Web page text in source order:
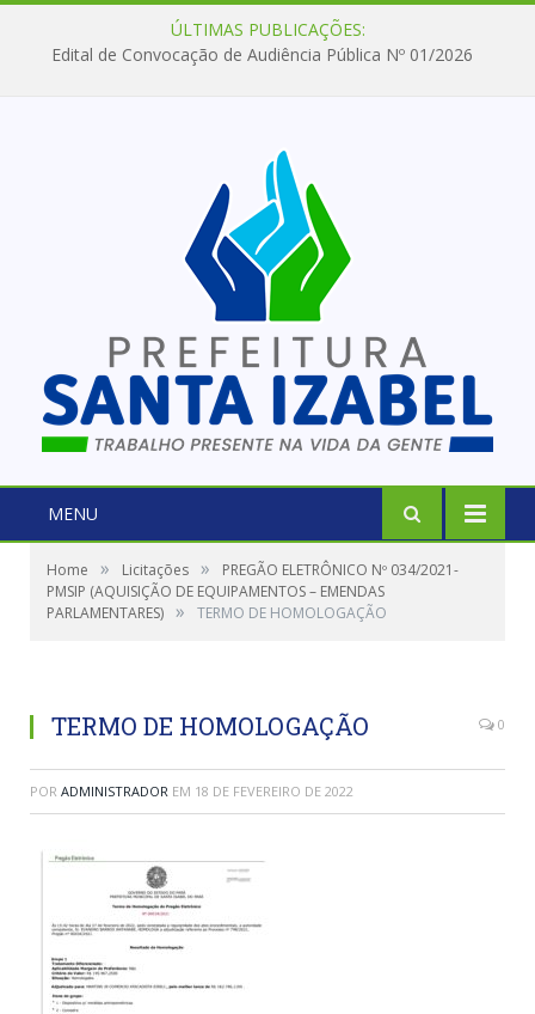
ÚLTIMAS PUBLICAÇÕES:
Edital de Convocação de Audiência Pública Nº 01/2026
MENU
Home » Licitações »
PREGÃO ELETRÔNICO Nº 034/2021-
PMSIP (AQUISIÇÃO DE EQUIPAMENTOS – EMENDAS
PARLAMENTARES) » TERMO DE HOMOLOGAÇÃO
TERMO DE HOMOLOGAÇÃO 0
POR ADMINISTRADOR EM 18 DE FEVEREIRO DE 2022